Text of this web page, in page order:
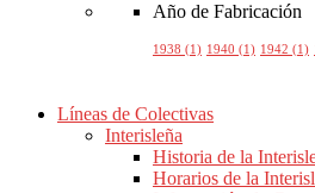
Año de Fabricación
1938 (1) 1940 (1) 1942 (1)
Líneas de Colectivas
Interisleña
Historia de la
Horarios de la